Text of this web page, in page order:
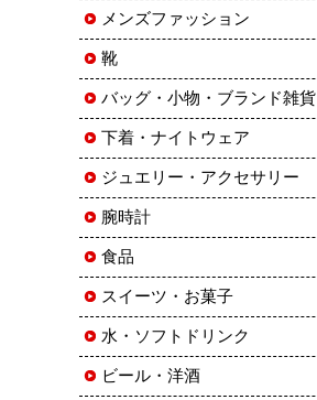
メンズファッション
靴
バッグ・小物・ブランド雑貨
下着・ナイトウェア
ジュエリー・アクセサリー
腕時計
食品
スイーツ・お菓子
水・ソフトドリンク
ビール・洋酒